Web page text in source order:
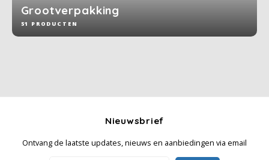
Grootverpakking
51 PRODUCTEN
Nieuwsbrief
Ontvang de laatste updates, nieuws en aanbiedingen via email